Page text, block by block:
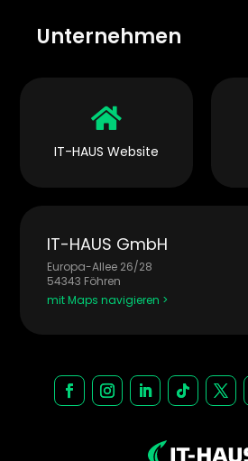
Unternehmen

IT-HAUS Website
IT-HAUS GmbH
Europa-Allee 26/28
54343 Föhren
mit Maps navigieren >